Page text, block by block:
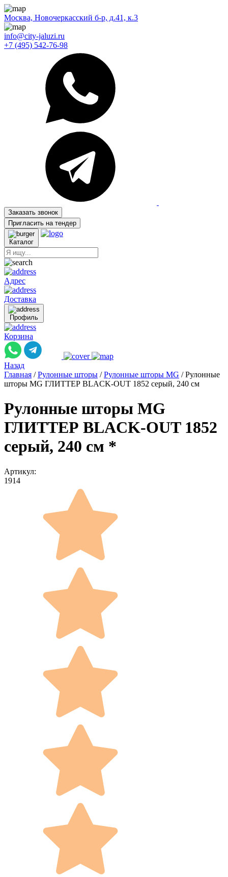
Москва, Новочеркасский б-р, д.41, к.3
info@city-jaluzi.ru
+7 (495) 542-76-98
Заказать звонок
Пригласить на тендер
Каталог
Адрес
Доставка
Профиль
Корзина
Назад
Главная / Рулонные шторы / Рулонные шторы MG / Рулонные
шторы MG ГЛИТТЕР BLACK-OUT 1852 серый, 240 см
Рулонные шторы MG
ГЛИТТЕР BLACK-OUT 1852
серый, 240 см *
Артикул:
1914